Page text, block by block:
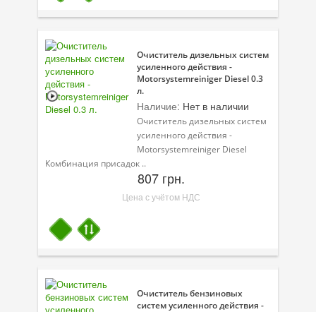
Очиститель дизельных систем
усиленного действия -
Motorsystemreiniger Diesel 0.3
л.
Наличие: Нет в наличии
Очиститель дизельных систем
усиленного действия -
Motorsystemreiniger Diesel
Комбинация присадок ..
807 грн.
Цена с учётом НДС
Очиститель бензиновых
систем усиленного действия -